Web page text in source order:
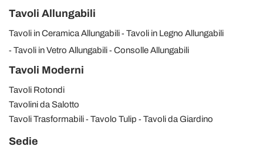
Tavoli Allungabili
Tavoli in Ceramica Allungabili
Tavoli in Legno Allungabili
Tavoli in Vetro Allungabili
Consolle Allungabili
Tavoli Moderni
Tavoli Rotondi
Tavolini da Salotto
Tavoli Trasformabili
Tavolo Tulip Tavoli da Giardino
Sedie